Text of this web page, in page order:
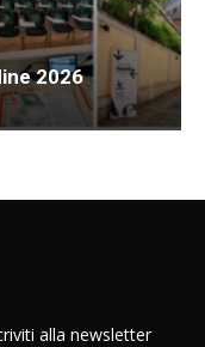
2026
alla newsletter